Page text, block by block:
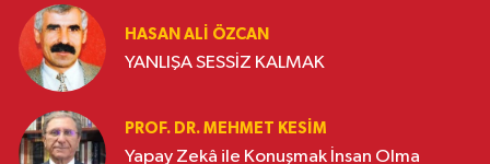
HASAN ALI ÖZCAN
YANLIŞA SESSİZ KALMAK
PROF. DR. MEHMET KESIM
Yapay Zekâ ile Konuşmak İnsan Olma